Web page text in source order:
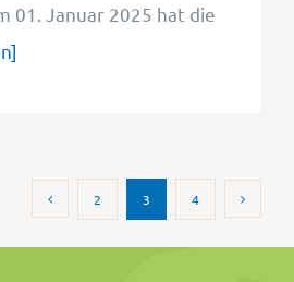
01. Januar 2025 hat die
2 3 4